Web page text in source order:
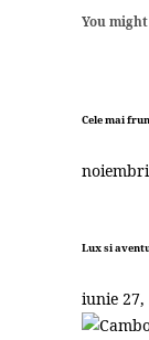
You
Cele mai
Lux si
iunie 27,